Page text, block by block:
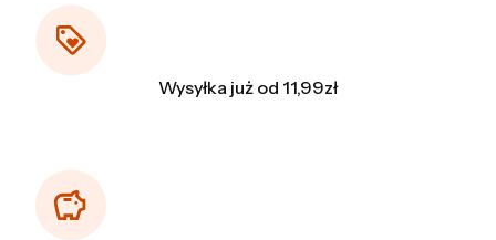
Wysyłka już od 11,99zł